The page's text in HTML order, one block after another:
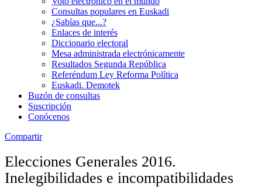
Consultas populares en Euskadi
¿Sabías que...?
Enlaces de interés
Diccionario electoral
Mesa administrada electrónicamente
Resultados Segunda República
Referéndum Ley Reforma Política
Euskadi. Demotek
Buzón de consultas
Suscripción
Conócenos
Compartir
Elecciones Generales 2016.
Inelegibilidades e incompatibilidades